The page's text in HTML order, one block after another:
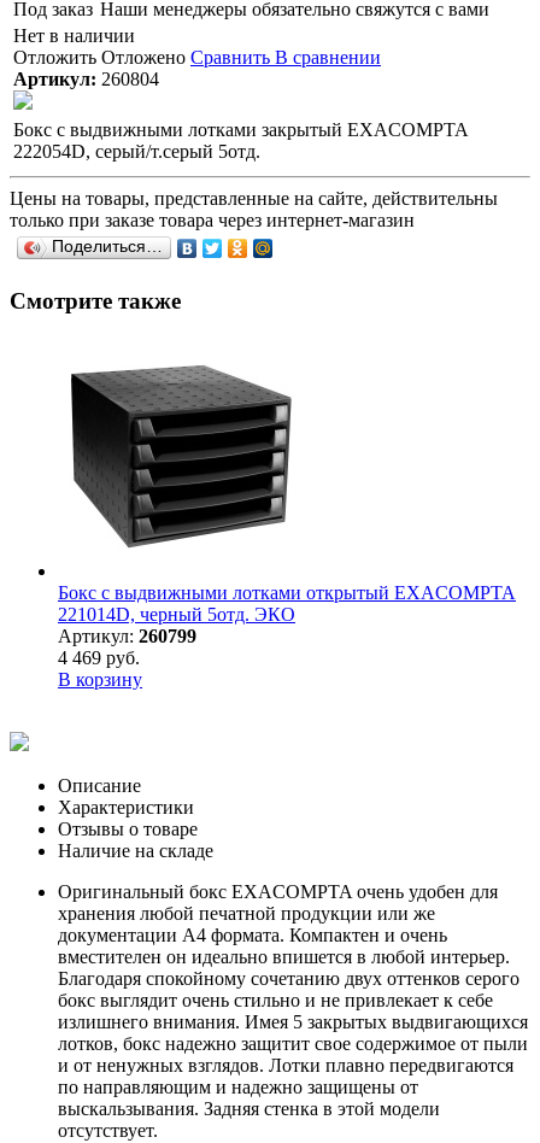
Под заказ Наши менеджеры обязательно свяжутся с вами
Нет в наличии
Отложить Отложено Сравнить В сравнении
Артикул: 260804
Бокс с выдвижными лотками закрытый EXACOMPTA
222054D, серый/т.серый 5отд.
Цены на товары, представленные на сайте, действительны
только при заказе товара через интернет-магазин
Поделиться…
Смотрите также
Бокс с выдвижными лотками открытый EXACOMPTA
221014D, черный 5отд. ЭКО
Артикул: 260799
4 469 руб.
В корзину
Описание
Характеристики
Отзывы о товаре
Наличие на складе
Оригинальный бокс EXACOMPTA очень удобен для
хранения любой печатной продукции или же
документации А4 формата. Компактен и очень
вместителен он идеально впишется в любой интерьер.
Благодаря спокойному сочетанию двух оттенков серого
бокс выглядит очень стильно и не привлекает к себе
излишнего внимания. Имея 5 закрытых выдвигающихся
лотков, бокс надежно защитит свое содержимое от пыли
и от ненужных взглядов. Лотки плавно передвигаются
по направляющим и надежно защищены от
выскальзывания. Задняя стенка в этой модели
отсутствует.